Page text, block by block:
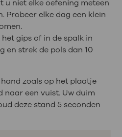
u niet elke oefening meteen
Probeer elke dag een klein
gips of in de spalk in
en strek de pols dan 10
hand zoals op het plaatje
naar een vuist. Uw duim
deze stand 5 seconden